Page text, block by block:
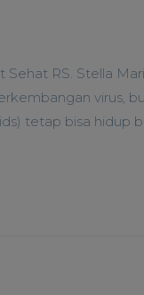
RS. Stella
virus,
tetap bisa hidup